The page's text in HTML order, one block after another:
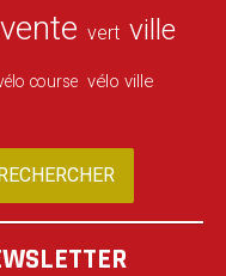
vente vert ville
course vélo ville
RECHERCHER